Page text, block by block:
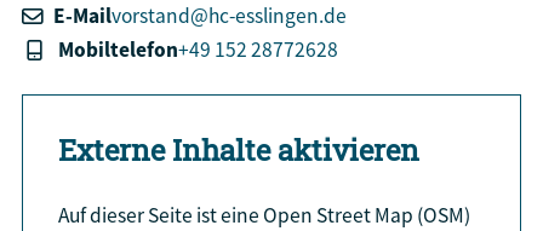
E-Mailvorstand@hc-esslingen.de
Mobiltelefon+49 152 28772628
Externe Inhalte aktivieren
Auf dieser Seite ist eine Open Street Map (OSM)